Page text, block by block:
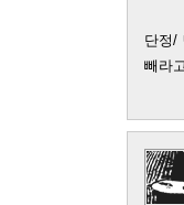
단정/
빼라